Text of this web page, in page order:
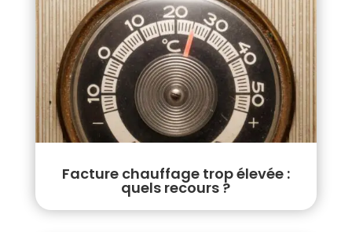
Facture chauffage trop élevée :
quels recours ?